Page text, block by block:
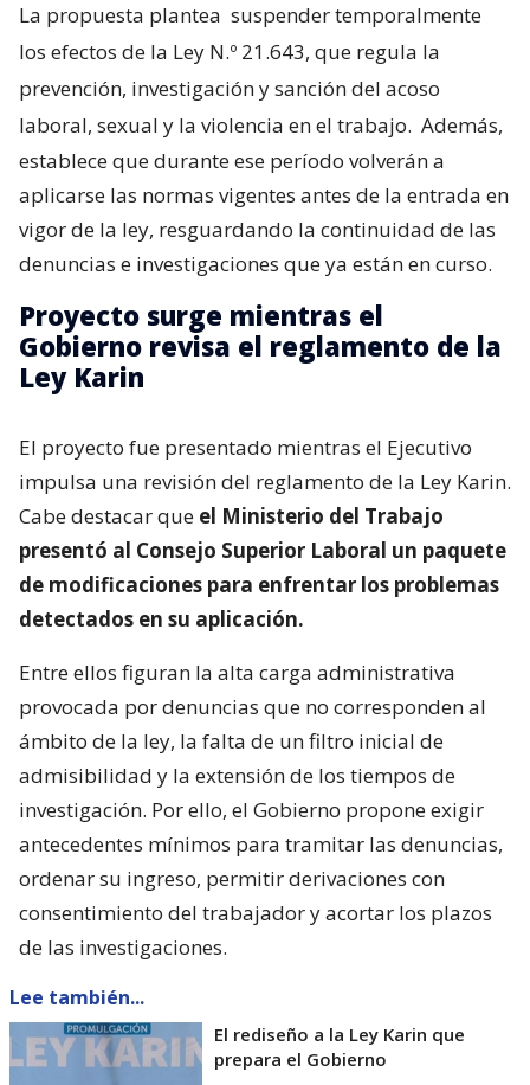
La propuesta plantea suspender temporalmente
los efectos de la Ley N.º 21.643, que regula la
prevención, investigación y sanción del acoso
laboral, sexual y la violencia en el trabajo. Además,
establece que durante ese período volverán a
aplicarse las normas vigentes antes de la entrada en
vigor de la ley, resguardando la continuidad de las
denuncias e investigaciones que ya están en curso.
Proyecto surge mientras el
Gobierno revisa el reglamento de la
Ley Karin
El proyecto fue presentado mientras el Ejecutivo
impulsa una revisión del reglamento de la Ley Karin.
Cabe destacar que el Ministerio del Trabajo
presentó al Consejo Superior Laboral un paquete
de modificaciones para enfrentar los problemas
detectados en su aplicación.
Entre ellos figuran la alta carga administrativa
provocada por denuncias que no corresponden al
ámbito de la ley, la falta de un filtro inicial de
admisibilidad y la extensión de los tiempos de
investigación. Por ello, el Gobierno propone exigir
antecedentes mínimos para tramitar las denuncias,
ordenar su ingreso, permitir derivaciones con
consentimiento del trabajador y acortar los plazos
de las investigaciones.
Lee también...
El rediseño a la Ley Karin que
prepara el Gobierno